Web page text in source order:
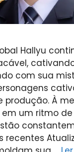
Hallyu
com sua
produção. À
um ritmo
recentes